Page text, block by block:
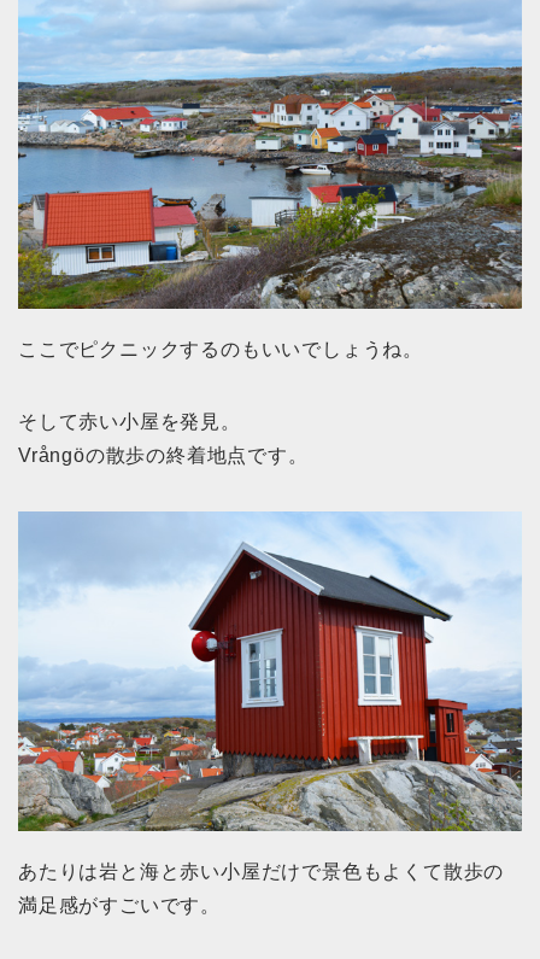
ここでピクニックするのもいいでしょうね。
そして赤い小屋を発見。
Vrångöの散歩の終着地点です。
あたりは岩と海と赤い小屋だけで景色もよくて散歩の
満足感がすごいです。